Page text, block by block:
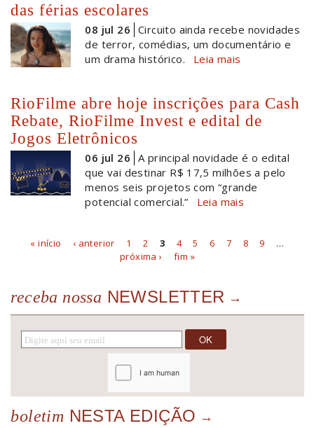
das férias escolares
08 jul 26 Circuito ainda recebe novidades
de terror, comédias, um documentário e
um drama histórico.
Leia mais
RioFilme abre hoje inscrições para Cash
Rebate, RioFilme Invest e edital de
Jogos Eletrônicos
06 jul 26 A principal novidade é o edital
que vai destinar R$ 17,5 milhões a pelo
menos seis projetos com “grande
potencial comercial.”
Leia mais
Páginas
« início ‹ anterior 1 2 3 4 5 6 7 8 9
…
próxima ›
fim »
receba nossa NEWSLETTER
boletim NESTA EDIÇÃO